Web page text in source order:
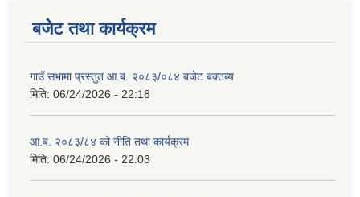
बजेट तथा कार्यक्रम
गाउँ सभामा प्रस्तुत आ.ब. २०८३/०८४ बजेट बक्तब्य
मिति: 06/24/2026 - 22:18
आ.ब. २०८३/८४ को नीति तथा कार्यक्रम
मिति: 06/24/2026 - 22:03